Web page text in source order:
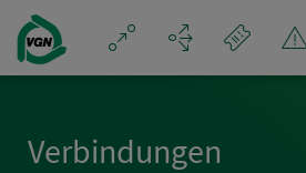
Navigation überspringen
Ver­bin­dungen